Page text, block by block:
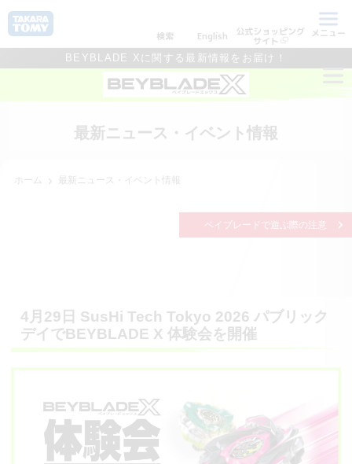
検索 English 公式ショッピング
サイト
メニュー
BEYBLADE Xに関する最新情報をお届け！
最新ニュース・イベント情報
ホーム 最新ニュース・イベント情報
ベイブレードで遊ぶ際の注意
4月29日 SusHi Tech Tokyo 2026 パブリック
デイでBEYBLADE X 体験会を開催